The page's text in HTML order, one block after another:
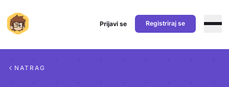
Prijavi se Registriraj se
NATRAG